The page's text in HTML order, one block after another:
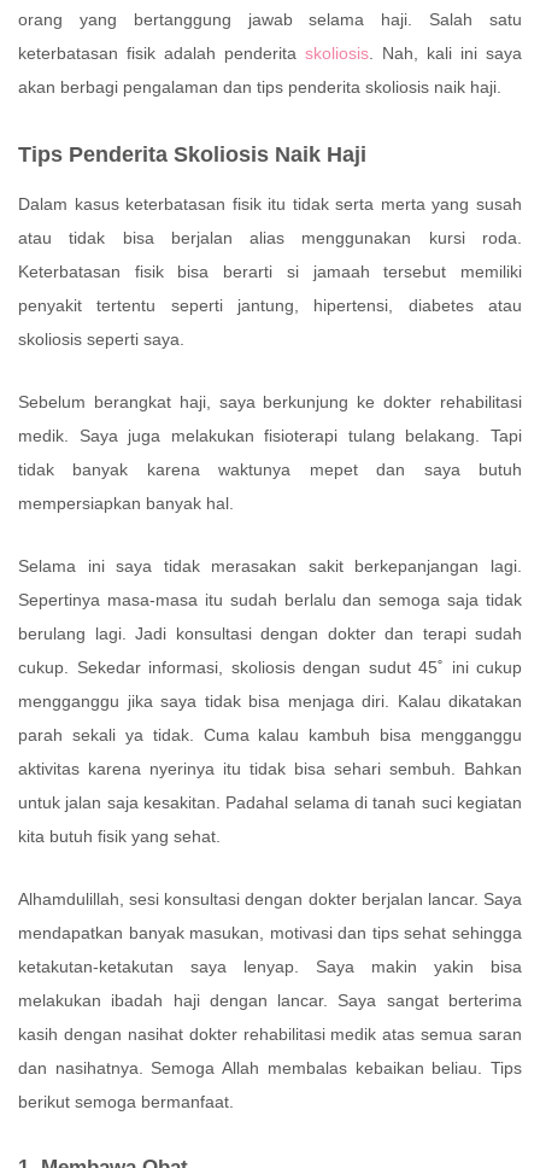
orang yang bertanggung jawab selama haji. Salah satu
keterbatasan fisik adalah penderita skoliosis . Nah, kali ini saya
akan berbagi pengalaman dan tips penderita skoliosis naik haji.
Tips Penderita Skoliosis Naik Haji
Dalam kasus keterbatasan fisik itu tidak serta merta yang susah
atau tidak bisa berjalan alias menggunakan kursi roda.
Keterbatasan fisik bisa berarti si jamaah tersebut memiliki
penyakit tertentu seperti jantung, hipertensi, diabetes atau
skoliosis seperti saya.
Sebelum berangkat haji, saya berkunjung ke dokter rehabilitasi
medik. Saya juga melakukan fisioterapi tulang belakang. Tapi
tidak banyak karena waktunya mepet dan saya butuh
mempersiapkan banyak hal.
Selama ini saya tidak merasakan sakit berkepanjangan lagi.
Sepertinya masa-masa itu sudah berlalu dan semoga saja tidak
berulang lagi. Jadi konsultasi dengan dokter dan terapi sudah
cukup. Sekedar informasi, skoliosis dengan sudut 45˚ ini cukup
mengganggu jika saya tidak bisa menjaga diri. Kalau dikatakan
parah sekali ya tidak. Cuma kalau kambuh bisa mengganggu
aktivitas karena nyerinya itu tidak bisa sehari sembuh. Bahkan
untuk jalan saja kesakitan. Padahal selama di tanah suci kegiatan
kita butuh fisik yang sehat.
Alhamdulillah, sesi konsultasi dengan dokter berjalan lancar. Saya
mendapatkan banyak masukan, motivasi dan tips sehat sehingga
ketakutan-ketakutan saya lenyap. Saya makin yakin bisa
melakukan ibadah haji dengan lancar. Saya sangat berterima
kasih dengan nasihat dokter rehabilitasi medik atas semua saran
dan nasihatnya. Semoga Allah membalas kebaikan beliau. Tips
berikut semoga bermanfaat.